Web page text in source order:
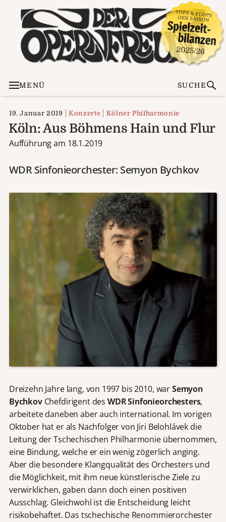
MENÜ SUCHE
19. Januar 2019 Konzerte Kölner Philharmonie
Köln: Aus Böhmens Hain und Flur
Aufführung am 18.1.2019
WDR Sinfonieorchester: Semyon Bychkov
Dreizehn Jahre lang, von 1997 bis 2010, warSemyon
BychkovChefdirigent des WDR Sinfonieorchesters,
arbeitete daneben aber auch international. Im vorigen
Oktober hat er als Nachfolger von Jiri Belohlávek die
Leitung der Tschechischen Philharmonie übernommen,
eine Bindung, welche er ein wenig zögerlich anging.
Aber die besondere Klangqualität des Orchesters und
die Möglichkeit, mit ihm neue künstlerische Ziele zu
verwirklichen, gaben dann doch einen positiven
Ausschlag. Gleichwohl ist die Entscheidung leicht
risikobehaftet. Das tschechische Renommierorchester